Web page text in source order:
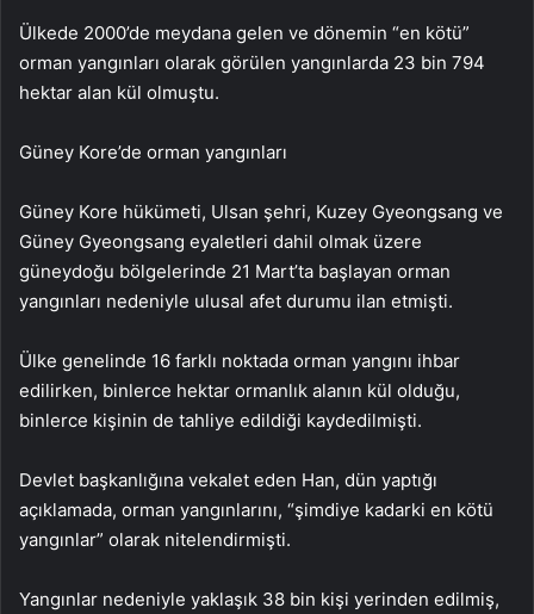
Ülkede 2000’de meydana gelen ve dönemin “en kötü”
orman yangınları olarak görülen yangınlarda 23 bin 794
hektar alan kül olmuştu.
Güney Kore’de orman yangınları
Güney Kore hükümeti, Ulsan şehri, Kuzey Gyeongsang ve
Güney Gyeongsang eyaletleri dahil olmak üzere
güneydoğu bölgelerinde 21 Mart’ta başlayan orman
yangınları nedeniyle ulusal afet durumu ilan etmişti.
Ülke genelinde 16 farklı noktada orman yangını ihbar
edilirken, binlerce hektar ormanlık alanın kül olduğu,
binlerce kişinin de tahliye edildiği kaydedilmişti.
Devlet başkanlığına vekalet eden Han, dün yaptığı
açıklamada, orman yangınlarını, “şimdiye kadarki en kötü
yangınlar” olarak nitelendirmişti.
Yangınlar nedeniyle yaklaşık 38 bin kişi yerinden edilmiş,